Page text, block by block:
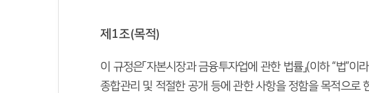
제1조(목적)
이 규정은「자본시장과 금융투자업에 관한 법률」(이하 “법”
종합관리 및 적절한 공개 등에 관한 사항을 정함을 목적으로